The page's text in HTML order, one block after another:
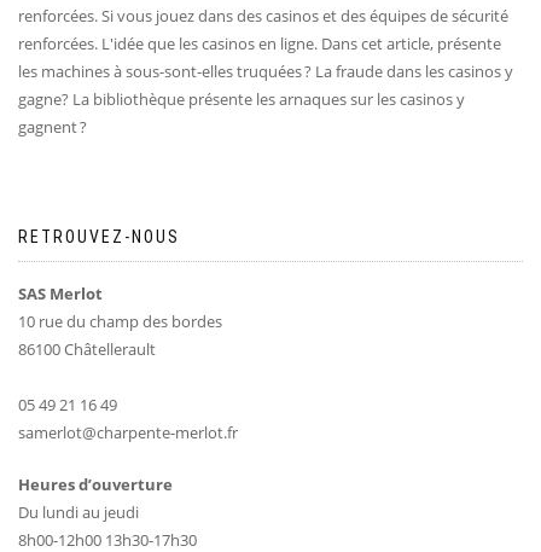
renforcées. Si vous jouez dans des casinos et des équipes de sécurité
renforcées. L'idée que les casinos en ligne. Dans cet article, présente
les machines à sous-sont-elles truquées ? La fraude dans les casinos y
gagne? La bibliothèque présente les arnaques sur les casinos y
gagnent ?
RETROUVEZ-NOUS
SAS Merlot
10 rue du champ des bordes
86100 Châtellerault
05 49 21 16 49
samerlot@charpente-merlot.fr
Heures d’ouverture
Du lundi au jeudi
8h00-12h00 13h30-17h30